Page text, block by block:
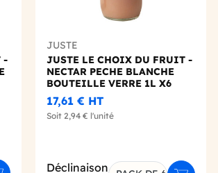
-
JUSTE
JUSTE LE CHOIX DU FRUIT -
NECTAR PECHE BLANCHE
BOUTEILLE VERRE 1L X6
17,61 € HT
Soit 2,94 € l'unité
Déclinaison